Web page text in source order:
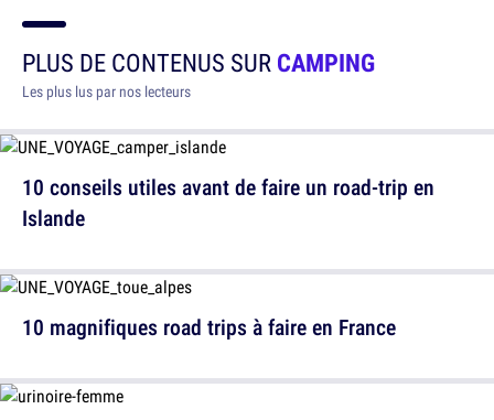
PLUS DE CONTENUS SURCAMPING
Les plus lus par nos lecteurs
10 conseils utiles avant de faire un road-trip en
Islande
10 magnifiques road trips à faire en France